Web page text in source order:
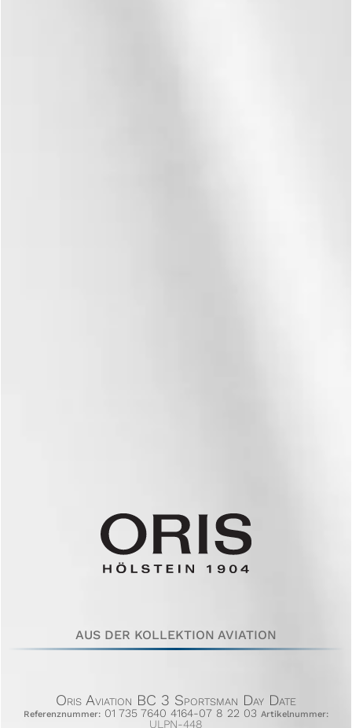
AUS DER KOLLEKTION AVIATION
Oris Aviation BC 3 Sportsman Day Date
Referenznummer: 01 735 7640 4164-07 8 22 03 Artikelnummer:
ULPN-448